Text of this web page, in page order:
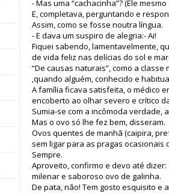
- Mas uma “cachacinha”? (Ele
E, completava, perguntando e
Assim, como se fosse noutra língua.
- E dava um suspiro de alegria:- Ai!
Fiquei sabendo, lamentavelmente,
de vida feliz nas delícias do sol e
“De causas naturais”, como a
,quando alguém, conhecido e
A família ficava satisfeita, o médico
encoberto ao olhar severo e crítico
Sumia-se com a incômoda verdade,
Mas o ovo só lhe fez bem, disseram.
Ovos quentes de manhã (caipira,
sem ligar para as pragas ocasionais
Sempre.
Aproveito, confirmo e devo até
milenar e saboroso ovo de galinha.
De pata, não! Tem gosto esquisito e